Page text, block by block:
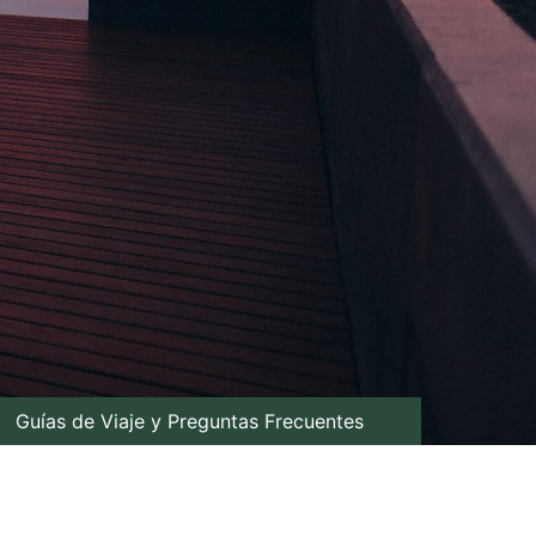
Guías de Viaje y Preguntas Frecuentes